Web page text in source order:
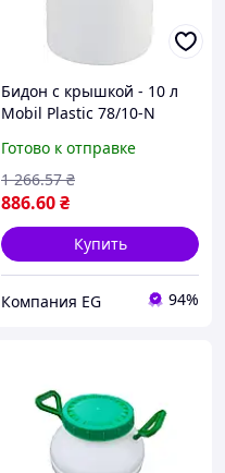
Бидон с крышкой - 10 л
Mobil Plastic 78/10-N
Готово к отправке
886.60₴
1 266.57 ₴
Купить
Компания EG 94%